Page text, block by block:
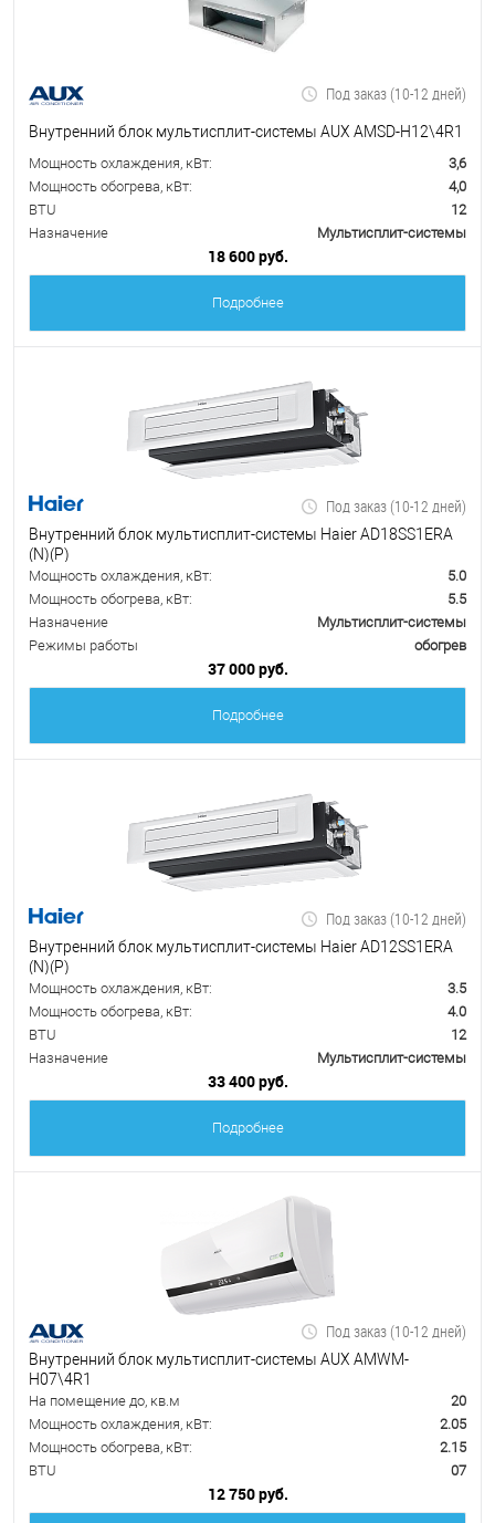
Под заказ (10-12 дней)
Внутренний блок мультисплит-системы AUX AMSD-H12\4R1
Мощность охлаждения, кВт:
3,6
Мощность обогрева, кВт:
4,0
BTU
12
Назначение
Мультисплит-системы
18 600 руб.
Подробнее
Под заказ (10-12 дней)
Внутренний блок мультисплит-системы Haier AD18SS1ERA
(N)(P)
Мощность охлаждения, кВт:
5.0
Мощность обогрева, кВт:
5.5
Назначение
Мультисплит-системы
Режимы работы
обогрев
37 000 руб.
Подробнее
Под заказ (10-12 дней)
Внутренний блок мультисплит-системы Haier AD12SS1ERA
(N)(P)
Мощность охлаждения, кВт:
3.5
Мощность обогрева, кВт:
4.0
BTU
12
Назначение
Мультисплит-системы
33 400 руб.
Подробнее
Под заказ (10-12 дней)
Внутренний блок мультисплит-системы AUX AMWM-
H07\4R1
На помещение до, кв.м
20
Мощность охлаждения, кВт:
2.05
Мощность обогрева, кВт:
2.15
BTU
07
12 750 руб.